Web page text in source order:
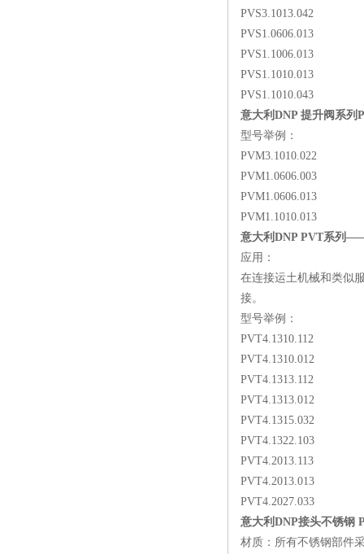
PVS3.1013.042
PVS1.0606.013
PVS1.1006.013
PVS1.1010.013
PVS1.1010.043
意大利DNP 提升阀系列
型号举例：
PVM3.1010.022
PVM1.0606.003
PVM1.0606.013
PVM1.1010.013
意大利DNP PVT系列
应用：
在连接运土机械和类似
接。
型号举例：
PVT4.1310.112
PVT4.1310.012
PVT4.1313.112
PVT4.1313.012
PVT4.1315.032
PVT4.1322.103
PVT4.2013.113
PVT4.2013.013
PVT4.2027.033
意大利DNP接头不锈钢
材质：所有不锈钢部件